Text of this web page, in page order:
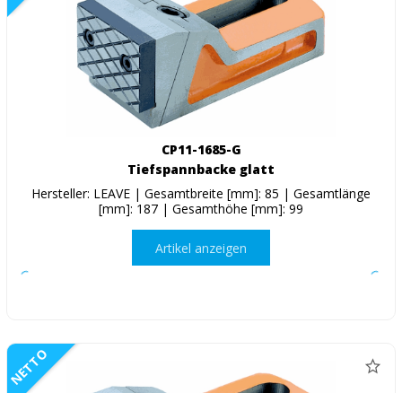
CP11-1685-G
Tiefspannbacke glatt
Hersteller: LEAVE | Gesamtbreite [mm]: 85 | Gesamtlänge
[mm]: 187 | Gesamthöhe [mm]: 99
Artikel anzeigen
NETTO